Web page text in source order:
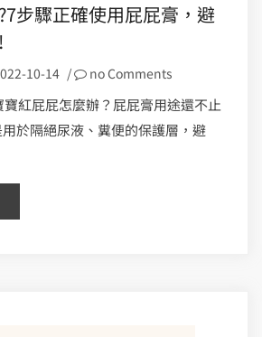
步驟正確使用屁屁膏，避
10-14 / no Comments
紅屁屁怎麼辦？屁屁膏用途還不止
於隔絕尿液、糞便的保護層，避